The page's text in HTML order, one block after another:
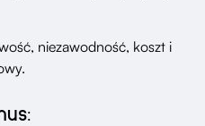
niezawodność, koszt i